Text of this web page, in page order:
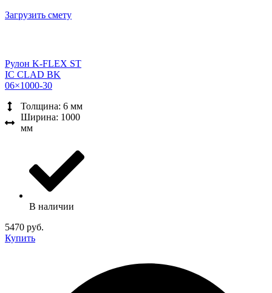
Загрузить смету
Рулон K-FLEX ST
IC CLAD BK
06×1000-30
Толщина: 6 мм
Ширина: 1000
мм
В наличии
5470 руб.
Купить